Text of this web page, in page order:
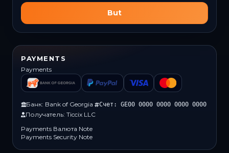
But
PAYMENTS
Payments
Банк: Bank of Georgia Счет: GE00 0000 0000 0000 0000
Получатель: Ticcix LLC
Payments Валюта Note
Payments Security Note